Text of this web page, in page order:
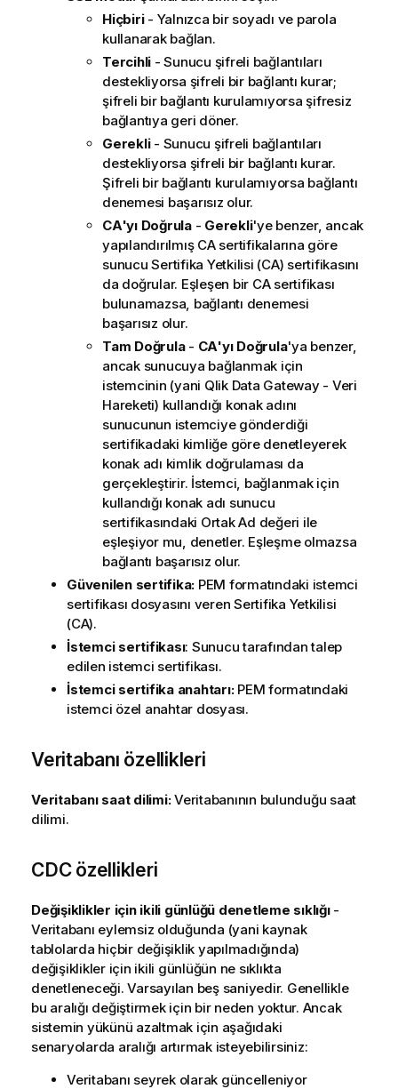
Hiçbiri- Yalnızca bir soyadı ve parola
kullanarak bağlan.
Tercihli - Sunucu şifreli bağlantıları
destekliyorsa şifreli bir bağlantı kurar;
şifreli bir bağlantı kurulamıyorsa şifresiz
bağlantıya geri döner.
Gerekli- Sunucu şifreli bağlantıları
destekliyorsa şifreli bir bağlantı kurar.
Şifreli bir bağlantı kurulamıyorsa bağlantı
denemesi başarısız olur.
CA'yı Doğrula- Gerekli'ye benzer, ancak
yapılandırılmış CA sertifikalarına göre
sunucu Sertifika Yetkilisi (CA) sertifikasını
da doğrular. Eşleşen bir CA sertifikası
bulunamazsa, bağlantı denemesi
başarısız olur.
Tam Doğrula- CA'yı Doğrula'ya benzer,
ancak sunucuya bağlanmak için
istemcinin (yani Qlik Data Gateway - Veri
Hareketi) kullandığı konak adını
sunucunun istemciye gönderdiği
sertifikadaki kimliğe göre denetleyerek
konak adı kimlik doğrulaması da
gerçekleştirir. İstemci, bağlanmak için
kullandığı konak adı sunucu
sertifikasındaki Ortak Ad değeri ile
eşleşiyor mu, denetler. Eşleşme olmazsa
bağlantı başarısız olur.
Güvenilen sertifika: PEM formatındaki istemci
sertifikası dosyasını veren Sertifika Yetkilisi
(CA).
İstemci sertifikası: Sunucu tarafından talep
edilen istemci sertifikası.
İstemci sertifika anahtarı: PEM formatındaki
istemci özel anahtar dosyası.
Veritabanı özellikleri
Veritabanı saat dilimi:Veritabanının bulunduğu saat
dilimi.
CDC özellikleri
Değişiklikler için ikili günlüğü denetleme sıklığı-
Veritabanı eylemsiz olduğunda (yani kaynak
tablolarda hiçbir değişiklik yapılmadığında)
değişiklikler için ikili günlüğün ne sıklıkta
denetleneceği. Varsayılan beş saniyedir. Genellikle
bu aralığı değiştirmek için bir neden yoktur. Ancak
sistemin yükünü azaltmak için aşağıdaki
senaryolarda aralığı artırmak isteyebilirsiniz:
Veritabanı seyrek olarak güncelleniyor